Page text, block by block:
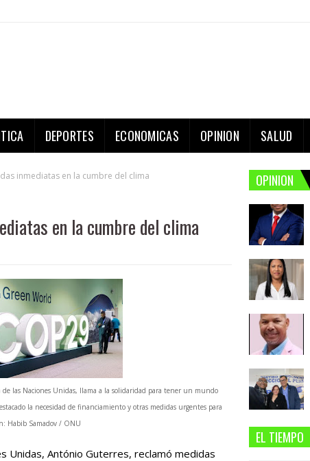
DEPORTES ECONOMICAS OPINION SALUD
inmediatas en la cumbre del clima
en la cumbre del clima
las Naciones Unidas, llama a la solidaridad para tener un mundo
la necesidad de financiamiento y otras medidas urgentes para
Habib Samadov / ONU
Unidas, António Guterres, reclamó medidas
OPINION
EL TIEMPO